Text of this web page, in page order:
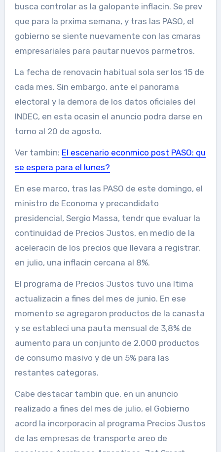
busca controlar as la galopante inflacin. Se prev
que para la prxima semana, y tras las PASO, el
gobierno se siente nuevamente con las cmaras
empresariales para pautar nuevos parmetros.
La fecha de renovacin habitual sola ser los 15 de
cada mes. Sin embargo, ante el panorama
electoral y la demora de los datos oficiales del
INDEC, en esta ocasin el anuncio podra darse en
torno al 20 de agosto.
Ver tambin: El escenario econmico post PASO: qu
se espera para el lunes?
En ese marco, tras las PASO de este domingo, el
ministro de Economa y precandidato
presidencial, Sergio Massa, tendr que evaluar la
continuidad de Precios Justos, en medio de la
aceleracin de los precios que llevara a registrar,
en julio, una inflacin cercana al 8%.
El programa de Precios Justos tuvo una ltima
actualizacin a fines del mes de junio. En ese
momento se agregaron productos de la canasta
y se estableci una pauta mensual de 3,8% de
aumento para un conjunto de 2.000 productos
de consumo masivo y de un 5% para las
restantes categoras.
Cabe destacar tambin que, en un anuncio
realizado a fines del mes de julio, el Gobierno
acord la incorporacin al programa Precios Justos
de las empresas de transporte areo de